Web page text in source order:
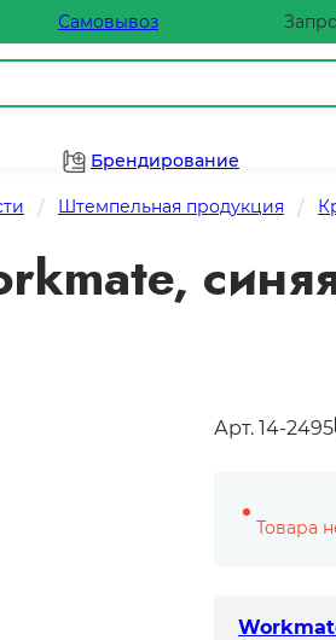
Самовывоз
Брендирование
Штемпельная продукция
Арт. 14-2495
Товара